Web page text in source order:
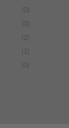
(0)
(0)
(2)
(2)
(0)